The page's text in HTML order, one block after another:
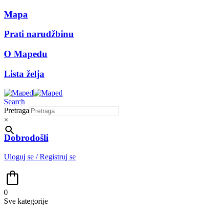
Mapa
Prati narudžbinu
O Mapedu
Lista želja
Search
Pretraga
×
Dobrodošli
Uloguj se / Registruj se
0
Sve kategorije